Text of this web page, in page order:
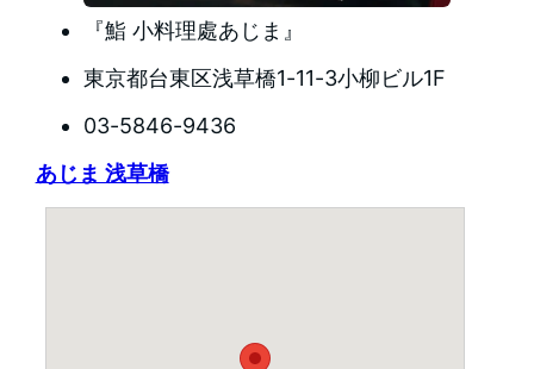
『鮨 小料理處あじま』
東京都台東区浅草橋1-11-3小柳ビル1F
03-5846-9436
あじま 浅草橋